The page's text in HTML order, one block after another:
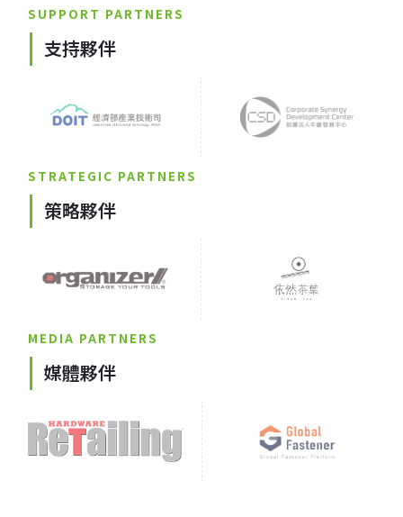
SUPPORT PARTNERS
支持夥伴
STRATEGIC PARTNERS
策略夥伴
MEDIA PARTNERS
媒體夥伴